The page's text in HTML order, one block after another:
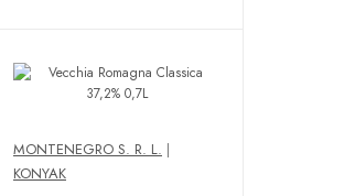
MONTENEGRO S. R. L. |
KONYAK